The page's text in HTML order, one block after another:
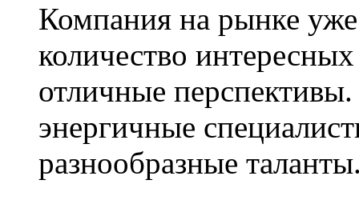
Компания на рынке
количество
отличные
энергичные
разнообразные